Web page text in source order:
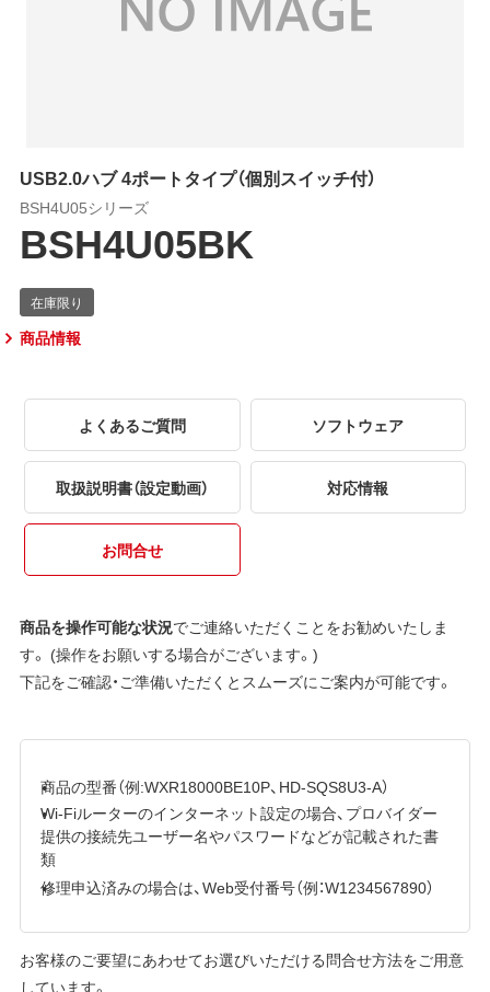
USB2.0ハブ 4ポートタイプ（個別スイッチ付）
BSH4U05シリーズ
BSH4U05BK
商品情報
よくあるご質問 ソフトウェア
取扱説明書（設定動画） 対応情報
お問合せ
商品を操作可能な状況でご連絡いただくことをお勧めいたしま
す。 (操作をお願いする場合がございます。)
下記をご確認・ご準備いただくとスムーズにご案内が可能です。
商品の型番（例:WXR18000BE10P、HD-SQS8U3-A）
Wi-Fiルーターのインターネット設定の場合、プロバイダー
提供の接続先ユーザー名やパスワードなどが記載された書
類
修理申込済みの場合は、Web受付番号（例：W1234567890）
お客様のご要望にあわせてお選びいただける問合せ方法をご用意
しています。